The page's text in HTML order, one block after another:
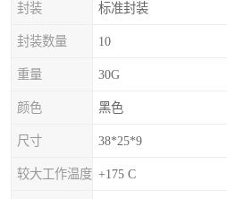
封装 标准封装
封装数量 10
重量 30G
颜色 黑色
尺寸 38*25*9
较大工作温度 +175 C